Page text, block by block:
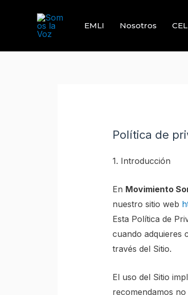
EMLI Nosotros
Política de
1. Introducción
En Movimiento
nuestro sitio web
Esta Política de
cuando adquieres
través del Sitio.
El uso del Sitio
recomendamos